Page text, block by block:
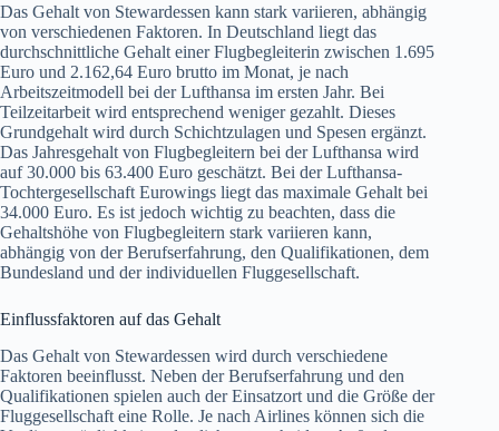
Das Gehalt von Stewardessen kann stark variieren, abhängig
von verschiedenen Faktoren. In Deutschland liegt das
durchschnittliche Gehalt einer Flugbegleiterin zwischen 1.695
Euro und 2.162,64 Euro brutto im Monat, je nach
Arbeitszeitmodell bei der Lufthansa im ersten Jahr. Bei
Teilzeitarbeit wird entsprechend weniger gezahlt. Dieses
Grundgehalt wird durch Schichtzulagen und Spesen ergänzt.
Das Jahresgehalt von Flugbegleitern bei der Lufthansa wird
auf 30.000 bis 63.400 Euro geschätzt. Bei der Lufthansa-
Tochtergesellschaft Eurowings liegt das maximale Gehalt bei
34.000 Euro. Es ist jedoch wichtig zu beachten, dass die
Gehaltshöhe von Flugbegleitern stark variieren kann,
abhängig von der Berufserfahrung, den Qualifikationen, dem
Bundesland und der individuellen Fluggesellschaft.
Einflussfaktoren auf das Gehalt
Das Gehalt von Stewardessen wird durch verschiedene
Faktoren beeinflusst. Neben der Berufserfahrung und den
Qualifikationen spielen auch der Einsatzort und die Größe der
Fluggesellschaft eine Rolle. Je nach Airlines können sich die